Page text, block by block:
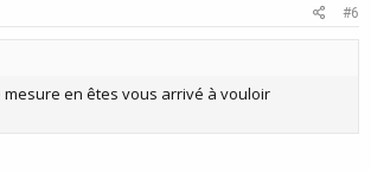
#6
mesure en êtes vous arrivé à vouloir